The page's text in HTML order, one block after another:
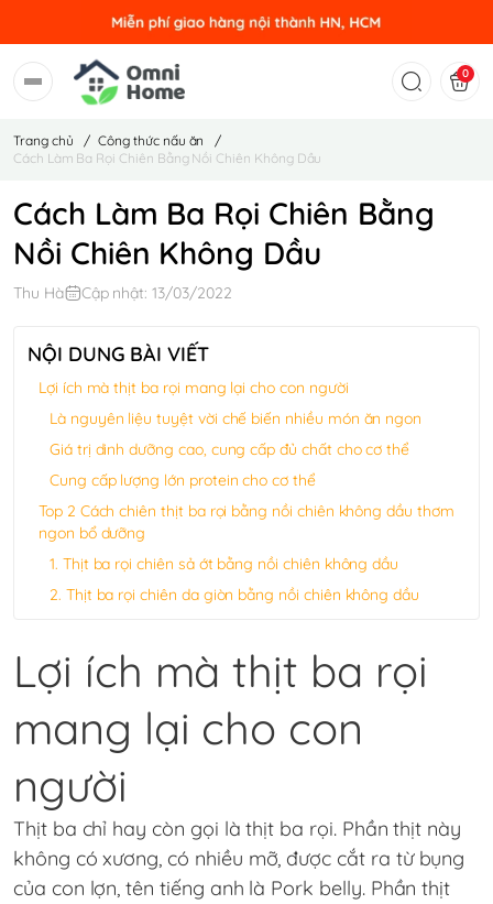
0
Trang chủ / Công thức nấu ăn
/
Cách Làm Ba Rọi Chiên Bằng Nồi Chiên Không Dầu
Cách Làm Ba Rọi Chiên Bằng
Nồi Chiên Không Dầu
Thu Hà Cập nhật: 13/03/2022
NỘI DUNG BÀI VIẾT
Lợi ích mà thịt ba rọi mang lại cho con người
Là nguyên liệu tuyệt vời chế biến nhiều món ăn ngon
Giá trị dinh dưỡng cao, cung cấp đủ chất cho cơ thể
Cung cấp lượng lớn protein cho cơ thể
Top 2 Cách chiên thịt ba rọi bằng nồi chiên không dầu thơm
ngon bổ dưỡng
1. Thịt ba rọi chiên sả ớt bằng nồi chiên không dầu
2. Thịt ba rọi chiên da giòn bằng nồi chiên không dầu
Lợi ích mà thịt ba rọi
mang lại cho con
người
Thịt ba chỉ hay còn gọi là thịt ba rọi. Phần thịt này
không có xương, có nhiều mỡ, được cắt ra từ bụng
của con lợn, tên tiếng anh là Pork belly. Phần thịt